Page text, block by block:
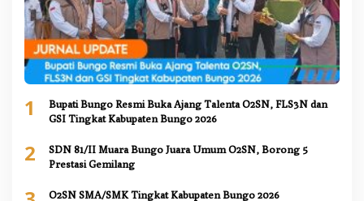
1
Bupati Bungo Resmi Buka Ajang Talenta O2SN, FLS3N dan
GSI Tingkat Kabupaten Bungo 2026
2
SDN 81/II Muara Bungo Juara Umum O2SN, Borong 5
Prestasi Gemilang
O2SN SMA/SMK Tingkat Kabupaten Bungo 2026